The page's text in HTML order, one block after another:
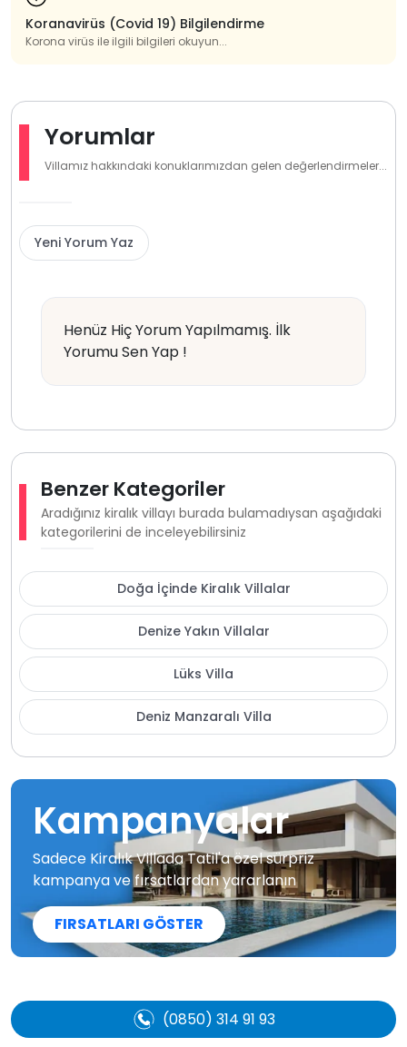
Koranavirüs (Covid 19) Bilgilendirme
Korona virüs ile ilgili bilgileri okuyun...
Yorumlar
Villamız hakkındaki konuklarımızdan gelen değerlendirmeler...
Yeni Yorum Yaz
Henüz Hiç Yorum Yapılmamış. İlk
Yorumu Sen Yap !
Benzer Kategoriler
Aradığınız kiralık villayı burada bulamadıysan aşağıdaki
kategorilerini de inceleyebilirsiniz
Doğa İçinde Kiralık Villalar
Denize Yakın Villalar
Lüks Villa
Deniz Manzaralı Villa
Kampanyalar
Sadece Kiralık Villada Tatil'a özel sürpriz
kampanya ve fırsatlardan yararlanın
FIRSATLARI GÖSTER
(0850) 314 91 93